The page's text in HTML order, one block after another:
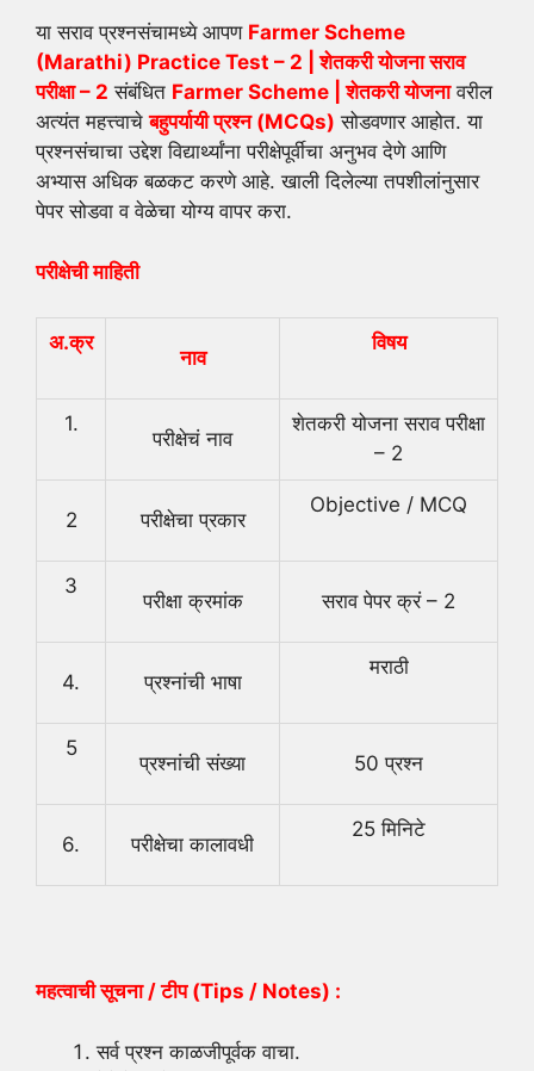
या सराव प्रश्नसंचामध्ये आपण Farmer Scheme
(Marathi) Practice Test – 2 | शेतकरी योजना सराव
परीक्षा – 2 संबंधित Farmer Scheme | शेतकरी योजना वरील
अत्यंत महत्त्वाचेबहुपर्यायी प्रश्न (MCQs) सोडवणार आहोत. या
प्रश्नसंचाचा उद्देश विद्यार्थ्यांना परीक्षेपूर्वीचा अनुभव देणे आणि
अभ्यास अधिक बळकट करणे आहे. खाली दिलेल्या तपशीलांनुसार
पेपर सोडवा व वेळेचा योग्य वापर करा.
परीक्षेची माहिती
अ.क्र
नाव
विषय
1.
परीक्षेचं नाव
शेतकरी योजना सराव परीक्षा
– 2
2 परीक्षेचा प्रकार
Objective / MCQ
3
परीक्षा क्रमांक सराव पेपर क्रं – 2
4. प्रश्नांची भाषा
मराठी
5
प्रश्नांची संख्या 50 प्रश्न
6. परीक्षेचा कालावधी
25 मिनिटे
महत्वाची सूचना / टीप (Tips / Notes) :
सर्व प्रश्न काळजीपूर्वक वाचा.